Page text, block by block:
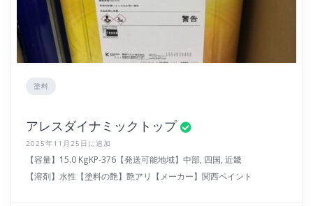
塗料
アレスダイナミックトップ
2025年11月25日に追加
【容量】15.0 KgKP-376 【発送可能地域】中部, 四国, 近畿
【溶剤】水性 【塗料の艶】艶アリ 【メーカー】関西ペイント